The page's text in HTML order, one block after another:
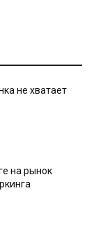
не хватает
на рынок